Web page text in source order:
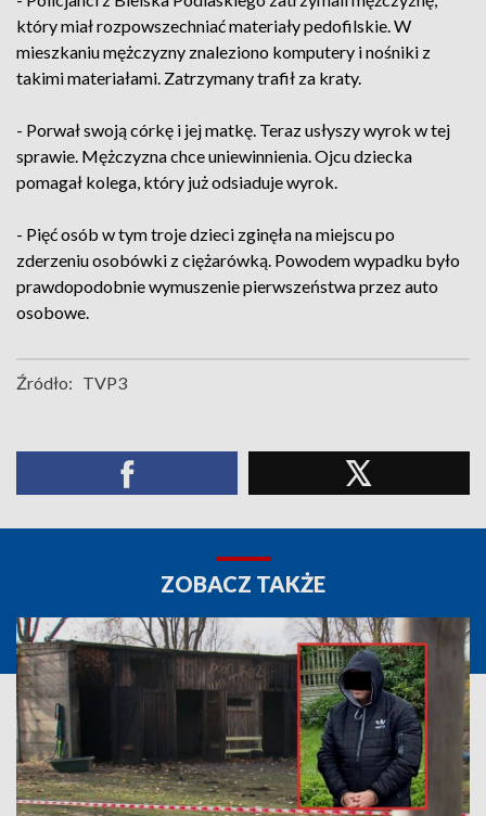
który miał rozpowszechniać materiały pedofilskie. W
mieszkaniu mężczyzny znaleziono komputery i nośniki z
takimi materiałami. Zatrzymany trafił za kraty.
- Porwał swoją córkę i jej matkę. Teraz usłyszy wyrok w tej
sprawie. Mężczyzna chce uniewinnienia. Ojcu dziecka
pomagał kolega, który już odsiaduje wyrok.
- Pięć osób w tym troje dzieci zginęła na miejscu po
zderzeniu osobówki z ciężarówką. Powodem wypadku było
prawdopodobnie wymuszenie pierwszeństwa przez auto
osobowe.
Źródło: TVP3
ZOBACZ TAKŻE